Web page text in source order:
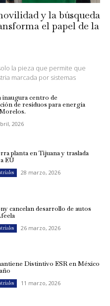
y la búsqueda
el papel de la
la pieza que permite que
marcada por sistemas
inaugura centro de
de residuos para energía
2026
planta en Tijuana y traslada
EU
28 marzo, 2026
cancelan desarrollo de autos
26 marzo, 2026
Distintivo ESR en México
11 marzo, 2026